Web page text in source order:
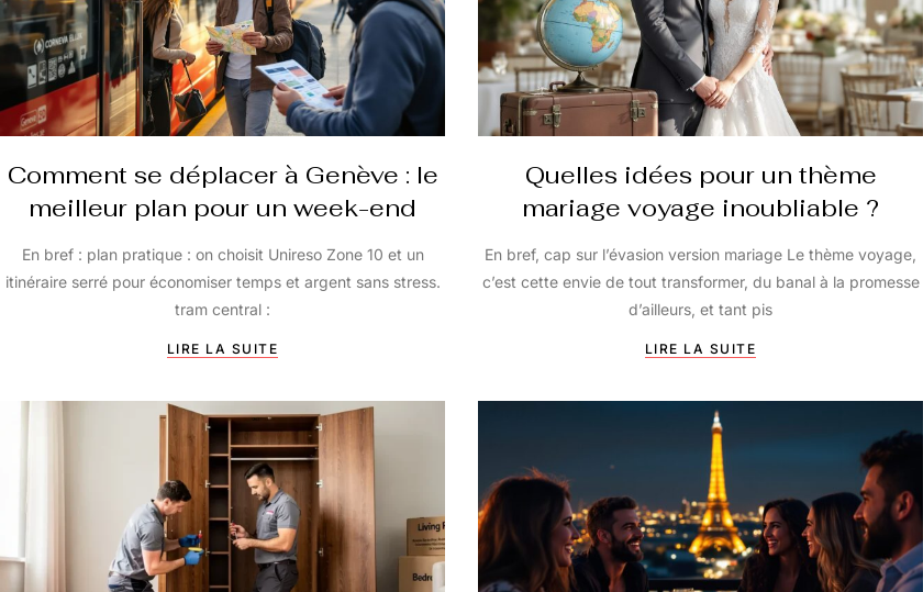
Comment se déplacer à Genève : le
meilleur plan pour un week-end
En bref : plan pratique : on choisit Unireso Zone 10 et un
itinéraire serré pour économiser temps et argent sans stress.
tram central :
LIRE LA SUITE
Quelles idées pour un thème
mariage voyage inoubliable ?
En bref, cap sur l’évasion version mariage Le thème voyage,
c’est cette envie de tout transformer, du banal à la promesse
d’ailleurs, et tant pis
LIRE LA SUITE